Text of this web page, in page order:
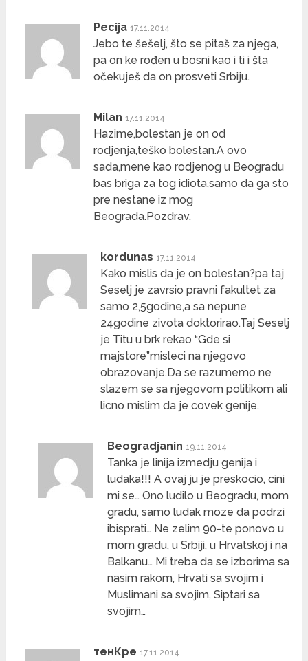
Pecija 17.11.2014
Jebo te šešelj, što se pitaš za njega,
pa on ke rođen u bosni kao i ti i šta
očekuješ da on prosveti Srbiju.
Milan 17.11.2014
Hazime,bolestan je on od
rodjenja,teško bolestan.A ovo
sada,mene kao rodjenog u Beogradu
bas briga za tog idiota,samo da ga sto
pre nestane iz mog
Beograda.Pozdrav.
kordunas 17.11.2014
Kako mislis da je on bolestan?pa taj
Seselj je zavrsio pravni fakultet za
samo 2,5godine,a sa nepune
24godine zivota doktorirao.Taj Seselj
je Titu u brk rekao “Gde si
majstore”misleci na njegovo
obrazovanje.Da se razumemo ne
slazem se sa njegovom politikom ali
licno mislim da je covek genije.
Beogradjanin 19.11.2014
Tanka je linija izmedju genija i
ludaka!!! A ovaj ju je preskocio, cini
mi se… Ono ludilo u Beogradu, mom
gradu, samo ludak moze da podrzi
ibisprati… Ne zelim 90-te ponovo u
mom gradu, u Srbiji, u Hrvatskoj i na
Balkanu… Mi treba da se izborima sa
nasim rakom, Hrvati sa svojim i
Muslimani sa svojim, Siptari sa
svojim…
тенКре 17.11.2014